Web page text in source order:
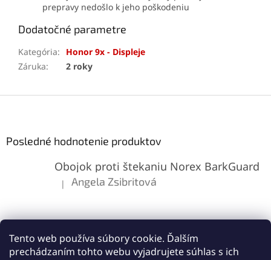
Tento web používa súbory cookie. Ďalším
prechádzaním tohto webu vyjadrujete súhlas s ich
prepravy nedošlo k jeho poškodeniu
Dodatočné parametre
Kategória:
Honor 9x - Displeje
Záruka: 2 roky
Posledné hodnotenie produktov
Obojok proti štekaniu Norex BarkGuard
Hodnotenie produktu je 5 z 5 hviezdičiek.
| Angela Zsibritová